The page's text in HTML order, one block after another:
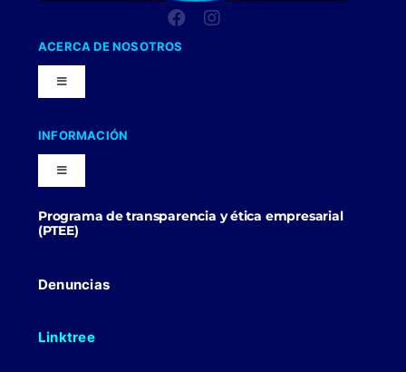
ACERCA DE NOSOTROS
Toggle
Navigation
Nuestra Compañia
Trabaja con nosotros
INFORMACIÓN
Toggle
Navigation
Blog
Politicas Comerciales
Programa de transparencia y ética empresarial
(PTEE)
Denuncias
Linktree